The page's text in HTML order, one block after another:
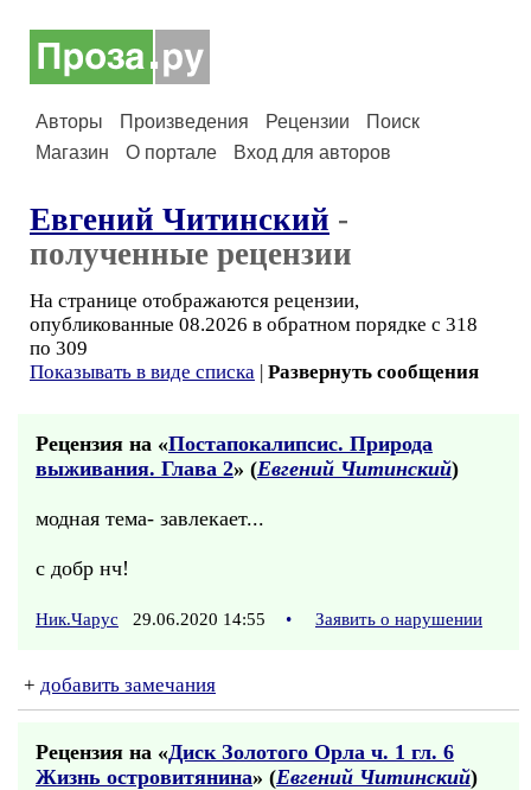
Авторы Произведения Рецензии
Поиск
Магазин
О портале Вход для авторов
Евгений Читинский -
полученные рецензии
На странице отображаются рецензии,
опубликованные 08.2026 в обратном порядке с 318
по 309
Показывать в виде списка | Развернуть сообщения
Рецензия на «Постапокалипсис. Природа
выживания. Глава 2» (Евгений Читинский)
модная тема- завлекает...
с добр нч!
Ник.Чарус 29.06.2020 14:55 • Заявить о нарушении
+ добавить замечания
Рецензия на «Диск Золотого Орла ч. 1 гл. 6
Жизнь островитянина» (Евгений Читинский)